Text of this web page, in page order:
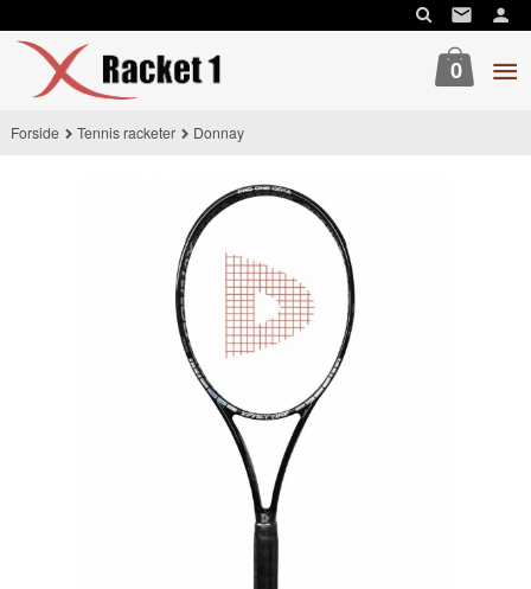
til
innholdet
0
Forside Tennis racketer Donnay